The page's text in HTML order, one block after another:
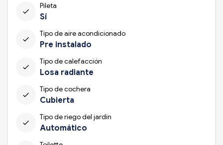
check
Pileta
Sí
check
Tipo de aire acondicionado
Pre instalado
check
Tipo de calefacción
Losa radiante
check
Tipo de cochera
Cubierta
check
Tipo de riego del jardín
Automático